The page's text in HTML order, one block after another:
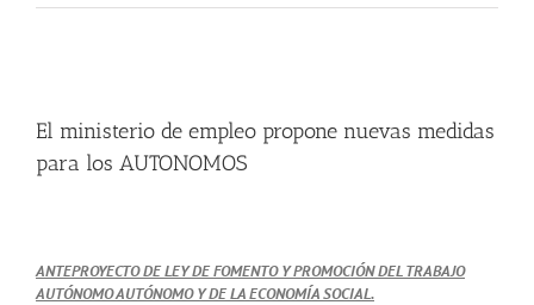
Image
El ministerio de empleo propone nuevas medidas
para los AUTONOMOS
ANTEPROYECTO DE LEY DE FOMENTO Y PROMOCIÓN DEL TRABAJO
AUTÓNOMO AUTÓNOMO Y DE LA ECONOMÍA SOCIAL.